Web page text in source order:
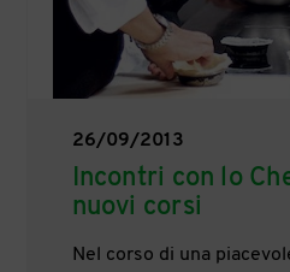
26/09/2013
Incontri con lo
nuovi corsi
Nel corso di una